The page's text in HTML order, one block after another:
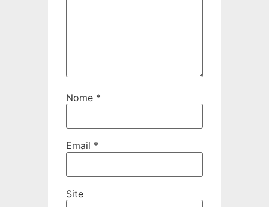
Nome *
Email *
Site